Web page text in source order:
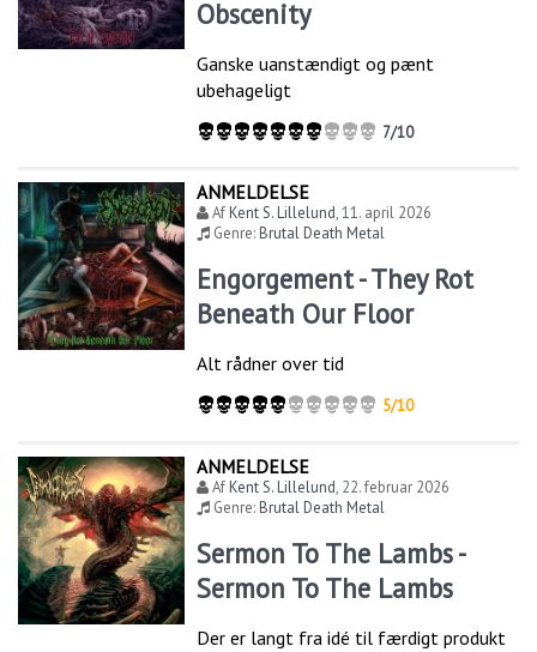
Obscenity
Ganske uanstændigt og pænt
ubehageligt
7/10
ANMELDELSE
AfKent S. Lillelund,11. april 2026
Genre:Brutal Death Metal
Engorgement - They Rot
Beneath Our Floor
Alt rådner over tid
5/10
ANMELDELSE
AfKent S. Lillelund, 22. februar 2026
Genre:Brutal Death Metal
Sermon To The Lambs -
Sermon To The Lambs
Der er langt fra idé til færdigt produkt